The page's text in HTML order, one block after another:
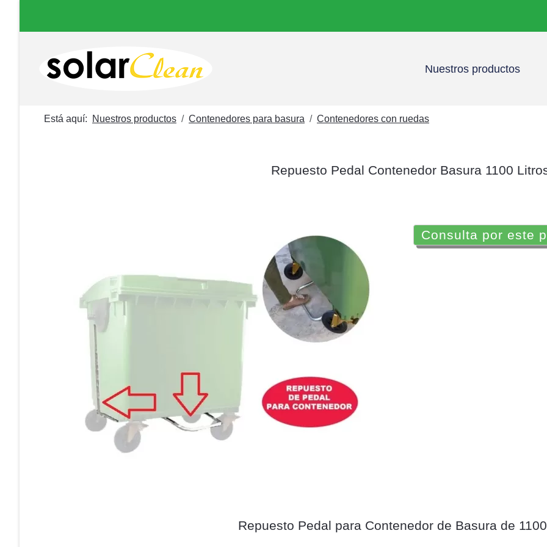
Nuestros productos
Está aquí: Nuestros productos Contenedores para basura Contenedores con ruedas
Repuesto Pedal Contenedor Basura 1100
Consulta por este
Repuesto Pedal para Contenedor de Basura de